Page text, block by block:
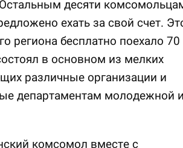
десяти
ехать за свой счет.
региона бесплатно поехало 70
в основном из мелких
различные организации и
департаментам молодежной
комсомол вместе с